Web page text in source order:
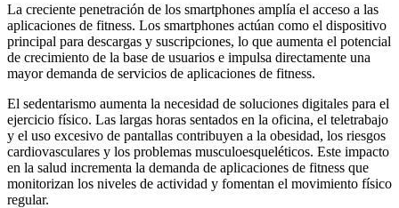
La creciente penetración de los smartphones amplía el acceso a las
aplicaciones de fitness. Los smartphones actúan como el dispositivo
principal para descargas y suscripciones, lo que aumenta el potencial
de crecimiento de la base de usuarios e impulsa directamente una
mayor demanda de servicios de aplicaciones de fitness.
El sedentarismo aumenta la necesidad de soluciones digitales para el
ejercicio físico. Las largas horas sentados en la oficina, el teletrabajo
y el uso excesivo de pantallas contribuyen a la obesidad, los riesgos
cardiovasculares y los problemas musculoesqueléticos. Este impacto
en la salud incrementa la demanda de aplicaciones de fitness que
monitorizan los niveles de actividad y fomentan el movimiento físico
regular.